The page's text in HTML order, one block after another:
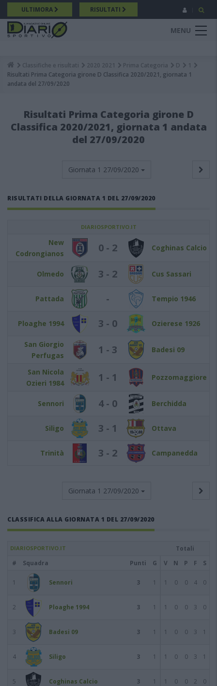
Salta
al
contenuto
principale
ULTIMORA RISULTATI
MENU
Breadcrumb
Classifiche e risultati 2020 2021 Prima Categoria D
1
Risultati Prima Categoria girone D Classifica 2020/2021, giornata 1
andata del 27/09/2020
Risultati Prima Categoria girone D
Classifica 2020/2021, giornata 1 andata
del 27/09/2020
Giornata 1 27/09/2020
RISULTATI DELLA GIORNATA 1 DEL 27/09/2020
DIARIOSPORTIVO.IT
New
Codrongianos
0 - 2 Coghinas Calcio
Olmedo 3 - 2 Cus Sassari
Pattada - Tempio 1946
Ploaghe 1994 3 - 0 Ozierese 1926
San Giorgio
Perfugas
1 - 3 Badesi 09
San Nicola
Ozieri 1984
1 - 1 Pozzomaggiore
Sennori 4 - 0 Berchidda
Siligo 3 - 1 Ottava
Trinità 3 - 2 Campanedda
Giornata 1 27/09/2020
CLASSIFICA ALLA GIORNATA 1 DEL 27/09/2020
DIARIOSPORTIVO.IT
Totali
#
Squadra Punti G V N P F S
1 Sennori 3 1 1 0 0 4 0
2 Ploaghe 1994 3 1 1 0 0 3 0
3 Badesi 09 3 1 1 0 0 3 1
4 Siligo 3 1 1 0 0 3 1
5 Coghinas Calcio 3 1 1 0 0 2 0